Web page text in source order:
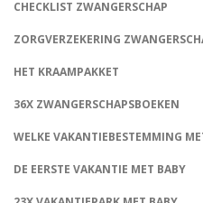
CHECKLIST ZWANGERSCHAP
ZORGVERZEKERING
HET KRAAMPAKKET
36X ZWANGERSCHAPSBOEKEN
WELKE VAKANTIEBESTEMMING
DE EERSTE VAKANTIE MET BABY